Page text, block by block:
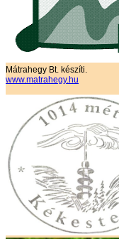
Mátrahegy Bt. készíti.
www.matrahegy.hu